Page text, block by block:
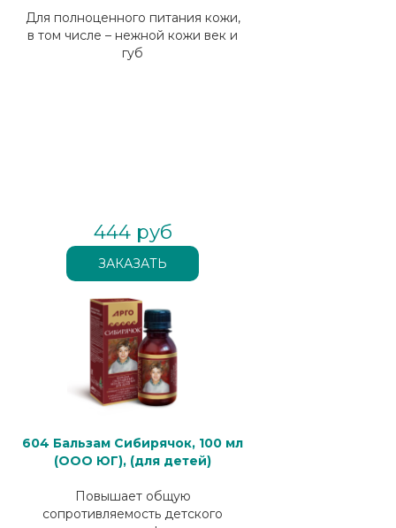
Для полноценного питания кожи,
в том числе – нежной кожи век и
губ
444 руб
604 Бальзам Сибирячок, 100 мл
(ООО ЮГ), (для детей)
Повышает общую
сопротивляемость детского